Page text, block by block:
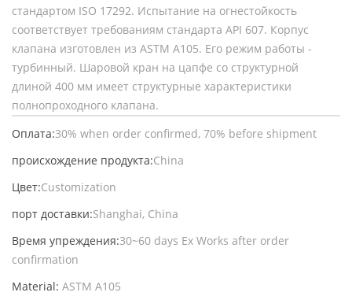
стандартом ISO 17292. Испытание на огнестойкость
соответствует требованиям стандарта API 607. Корпус
клапана изготовлен из ASTM A105. Его режим работы -
турбинный. Шаровой кран на цапфе со структурной
длиной 400 мм имеет структурные характеристики
полнопроходного клапана.
Оплата:30% when order confirmed, 70% before shipment
происхождение продукта:China
Цвет:Customization
порт доставки:Shanghai, China
Время упреждения:30~60 days Ex Works after order
confirmation
Material: ASTM A105